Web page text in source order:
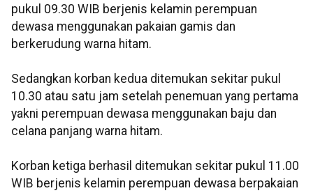
pukul 09.30 WIB berjenis kelamin perempuan
dewasa menggunakan pakaian gamis dan
berkerudung warna hitam.
Sedangkan korban kedua ditemukan sekitar pukul
10.30 atau satu jam setelah penemuan yang pertama
yakni perempuan dewasa menggunakan baju dan
celana panjang warna hitam.
Korban ketiga berhasil ditemukan sekitar pukul 11.00
WIB berjenis kelamin perempuan dewasa berpakaian